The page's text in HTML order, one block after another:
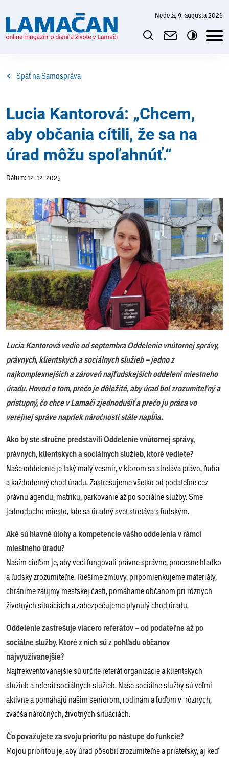
nedeľa, 9. augusta 2026
Späť na Samospráva
Lucia Kantorová: „Chcem,
aby občania cítili, že sa na
úrad môžu spoľahnúť.“
Dátum: 12. 12. 2025
Lucia Kantorová vedie od septembra Oddelenie vnútornej správy,
právnych, klientskych a sociálnych služieb – jedno z
najkomplexnejších a zároveň najľudskejších oddelení miestneho
úradu. Hovorí o tom, prečo je dôležité, aby úrad bol zrozumiteľný a
prístupný, čo chce v Lamači zjednodušiť a prečo ju práca vo
verejnej správe napriek náročnosti stále napĺňa.
Ako by ste stručne predstavili Oddelenie vnútornej správy,
právnych, klientskych a sociálnych služieb, ktoré vediete?
Naše oddelenie je taký malý vesmír, v ktorom sa stretáva právo, ľudia
a každodenný chod úradu. Zastrešujeme všetko od podateľne cez
právnu agendu, matriku, parkovanie až po sociálne služby. Sme
jednoducho miesto, kde sa úradný svet stretáva s ľudským.
Aké sú hlavné úlohy a kompetencie vášho oddelenia v rámci
miestneho úradu?
Naším cieľom je, aby veci fungovali právne správne, procesne hladko
a ľudsky zrozumiteľne. Riešime zmluvy, pripomienkujeme materiály,
chránime záujmy mestskej časti, pomáhame občanom pri rôznych
životných situáciách a zabezpečujeme plynulý chod úradu.
Oddelenie zastrešuje viacero referátov – od podateľne až po
sociálne služby. Ktoré z nich sú z pohľadu občanov
najvyužívanejšie?
Najfrekventovanejšie sú určite referát organizácie a klientskych
služieb a referát sociálnych služieb. Naše sociálne služby sú veľmi
aktívne a pomáhajú našim seniorom, rodinám a ľuďom v rôznych,
zväčša náročných, životných situáciách.
Čo považujete za svoju prioritu po nástupe do funkcie?
Mojou prioritou je, aby úrad pôsobil zrozumiteľne a priateľsky, aj keď